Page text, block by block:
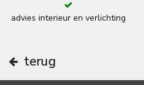
advies interieur en verlichting
terug